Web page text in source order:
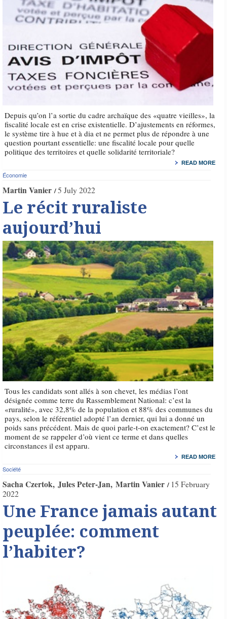
Depuis qu’on l’a sortie du cadre archaïque des «quatre vieilles», la
fiscalité locale est en crise existentielle. D’ajustements en réformes,
le système tire à hue et à dia et ne permet plus de répondre à une
question pourtant essentielle: une fiscalité locale pour quelle
politique des territoires et quelle solidarité territoriale?
READ MORE
Économie
Martin Vanier 5 July 2022
Le récit ruraliste
aujourd’hui
Tous les candidats sont allés à son chevet, les médias l’ont
désignée comme terre du Rassemblement National: c’est la
«ruralité», avec 32,8% de la population et 88% des communes du
pays, selon le référentiel adopté l’an dernier, qui lui a donné un
poids sans précédent. Mais de quoi parle-t-on exactement? C’est le
moment de se rappeler d’où vient ce terme et dans quelles
circonstances il est apparu.
READ MORE
Société
Sacha Czertok Jules Peter-Jan Martin Vanier
15 February
2022
Une France jamais autant
peuplée: comment
l’habiter?